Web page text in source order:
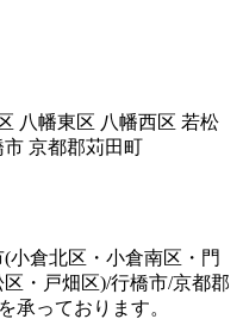
(小倉北区 ・ 小倉南区 ・ 門
区 ・ 戸畑区)/行橋市/京都郡
承っております。